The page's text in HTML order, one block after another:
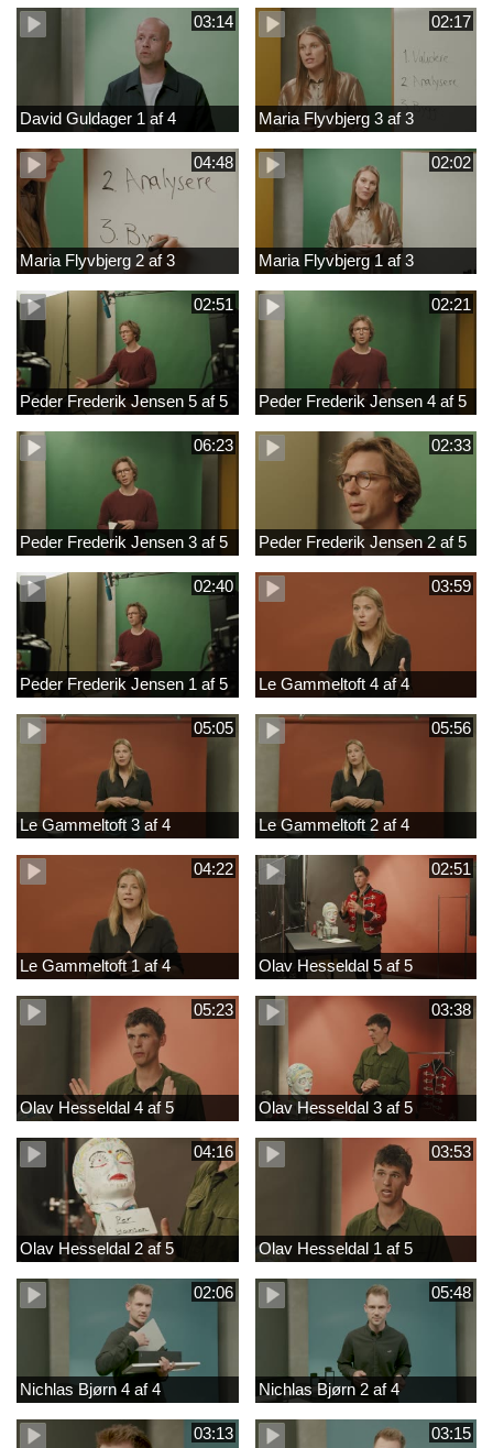
03:14
David Guldager 1 af 4
02:17
Maria Flyvbjerg 3 af 3
04:48
Maria Flyvbjerg 2 af 3
02:02
Maria Flyvbjerg 1 af 3
02:51
Peder Frederik Jensen 5 af 5
02:21
Peder Frederik Jensen 4 af 5
06:23
Peder Frederik Jensen 3 af 5
02:33
Peder Frederik Jensen 2 af 5
02:40
Peder Frederik Jensen 1 af 5
03:59
Le Gammeltoft 4 af 4
05:05
Le Gammeltoft 3 af 4
05:56
Le Gammeltoft 2 af 4
04:22
Le Gammeltoft 1 af 4
02:51
Olav Hesseldal 5 af 5
05:23
Olav Hesseldal 4 af 5
03:38
Olav Hesseldal 3 af 5
04:16
Olav Hesseldal 2 af 5
03:53
Olav Hesseldal 1 af 5
02:06
Nichlas Bjørn 4 af 4
05:48
Nichlas Bjørn 2 af 4
03:13 03:15